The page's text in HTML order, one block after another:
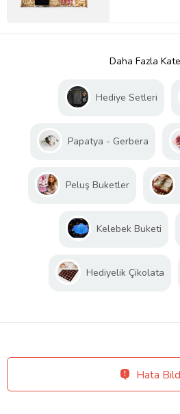
Daha Fazla
Hediye Setleri
Papatya - Gerbera
Peluş Buketler
Kelebek Buketi
Hediyelik Çikolata
Hata